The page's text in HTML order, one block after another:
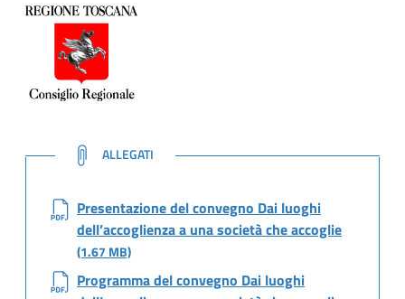
NOTE
ALLEGATI
Presentazione del convegno Dai luoghi
dell’accoglienza a una società che accoglie
(1.67 MB)
Programma del convegno Dai luoghi